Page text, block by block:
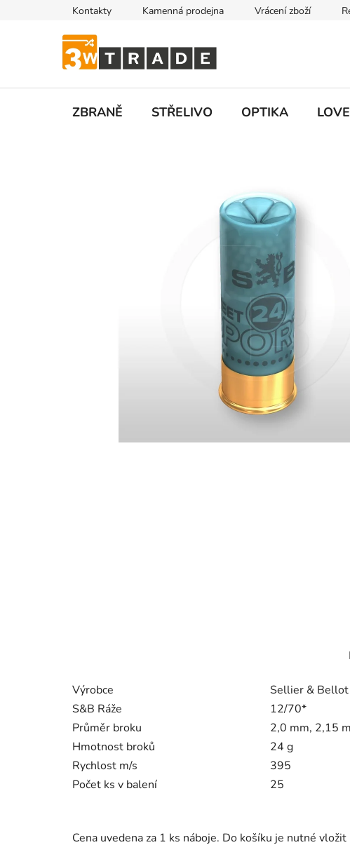
Kontakty Kamenná prodejna Vrácení zboží
ZBRANĚ STŘELIVO OPTIKA
Výrobce
Sellier & Bellot
S&B Ráže
12/70*
Průměr broku
2,0 mm, 2,15
Hmotnost broků
24 g
Rychlost m/s
395
Počet ks v balení
25
Cena uvedena za 1 ks náboje. Do košíku je nutné